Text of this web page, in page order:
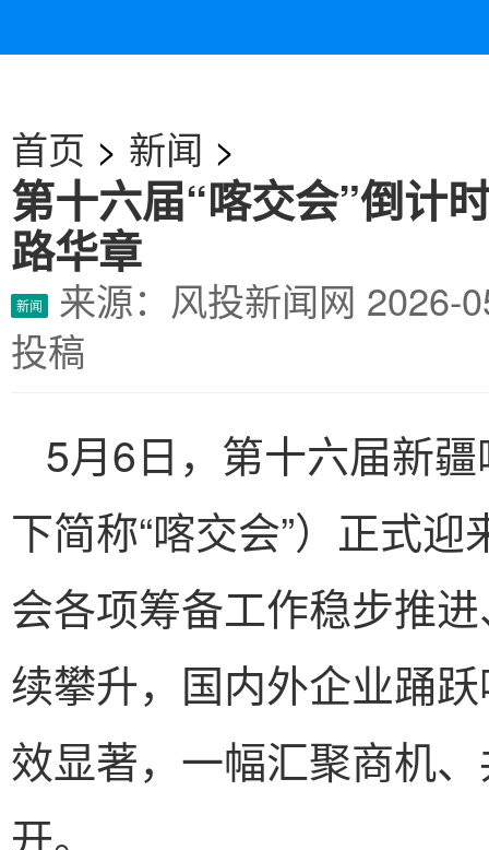
首页 > 新闻 >
第十六届“喀交会”倒计
路华章
新闻 来源：风投新闻网 2026-
投稿
5月6日，第十六届新
下简称“喀交会”）正式
会各项筹备工作稳步推
续攀升，国内外企业踊
效显著，一幅汇聚商机
开。